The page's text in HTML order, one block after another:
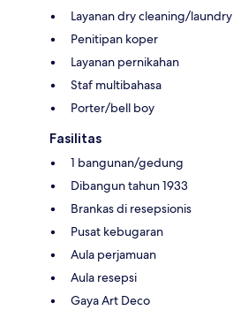
Layanan dry cleaning/laundry
Penitipan koper
Layanan pernikahan
Staf multibahasa
Porter/bell boy
Fasilitas
1 bangunan/gedung
Dibangun tahun 1933
Brankas di resepsionis
Pusat kebugaran
Aula perjamuan
Aula resepsi
Gaya Art Deco